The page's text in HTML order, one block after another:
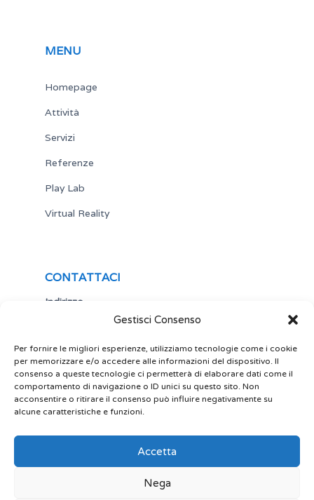
Gestisci Consenso
Per fornire le migliori esperienze, utilizziamo tecnologie come i cookie
per memorizzare e/o accedere alle informazioni del dispositivo. Il
consenso a queste tecnologie ci permetterà di elaborare dati come il
comportamento di navigazione o ID unici su questo sito. Non
acconsentire o ritirare il consenso può influire negativamente su
alcune caratteristiche e funzioni.
Accetta
Nega
MENU
Homepage
Attività
Servizi
Referenze
Play Lab
Virtual Reality
CONTATTACI
Indirizzo
Via Antonio Gramsci,19
Italia
Telefono
+ 39 030 5356434
Email
site@play-lab.it